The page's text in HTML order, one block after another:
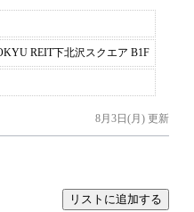
REIT下北沢スクエア B1F
8月3日(月) 更新
リストに追加する